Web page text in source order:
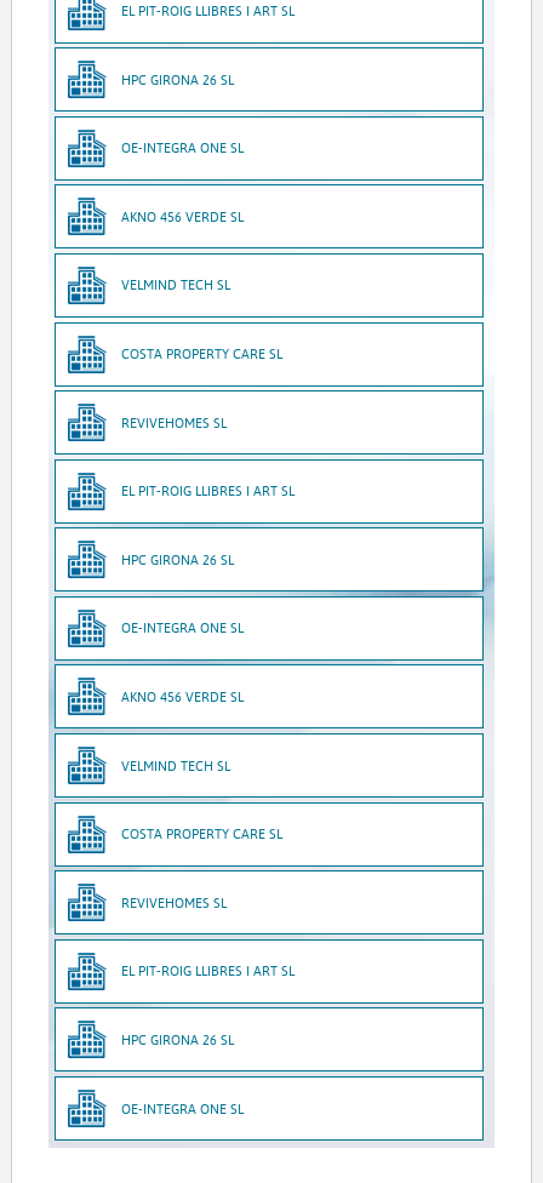
EL PIT-ROIG LLIBRES I ART SL
HPC GIRONA 26 SL
OE-INTEGRA ONE SL
AKNO 456 VERDE SL
VELMIND TECH SL
COSTA PROPERTY CARE SL
REVIVEHOMES SL
EL PIT-ROIG LLIBRES I ART SL
HPC GIRONA 26 SL
OE-INTEGRA ONE SL
AKNO 456 VERDE SL
VELMIND TECH SL
COSTA PROPERTY CARE SL
REVIVEHOMES SL
EL PIT-ROIG LLIBRES I ART SL
HPC GIRONA 26 SL
OE-INTEGRA ONE SL